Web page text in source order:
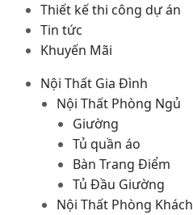
Thiết kế thi công dự án
Tin tức
Khuyến Mãi
Nội Thất Gia Đình
Nội Thất Phòng Ngủ
Giường
Tủ quần áo
Bàn Trang Điểm
Tủ Đầu Giường
Nội Thất Phòng Khách